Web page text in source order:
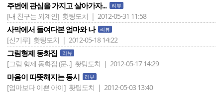
주변에 관심을 가지고 살아가자... 리뷰
[내 친구는 외계인] 홧팅도치 | 2012-05-31 11:58
사막에서 들여다본 엄마와 나 리뷰
[신기루] 홧팅도치 | 2012-05-18 14:22
그림형제 동화집 리뷰
[그림 형제 동화집 (문..] 홧팅도치 | 2012-05-17 14:29
마음이 따뜻해지는 동시 리뷰
[엄마보다 이쁜 아이] 홧팅도치 | 2012-05-03 13:40